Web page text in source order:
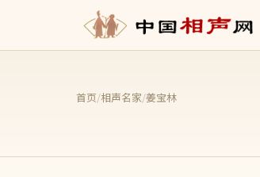
首页/相声名家/姜宝林